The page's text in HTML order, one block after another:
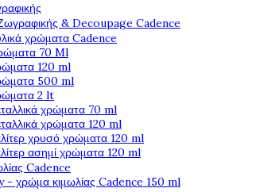
& Decoupage Cadence
χρώματα Cadence
70 Ml
120 ml
500 ml
2 lt
χρώματα 70 ml
χρώματα 120 ml
χρυσό χρώματα 120 ml
ασημί χρώματα 120 ml
Cadence
- χρώμα κιμωλίας Cadence 150 ml